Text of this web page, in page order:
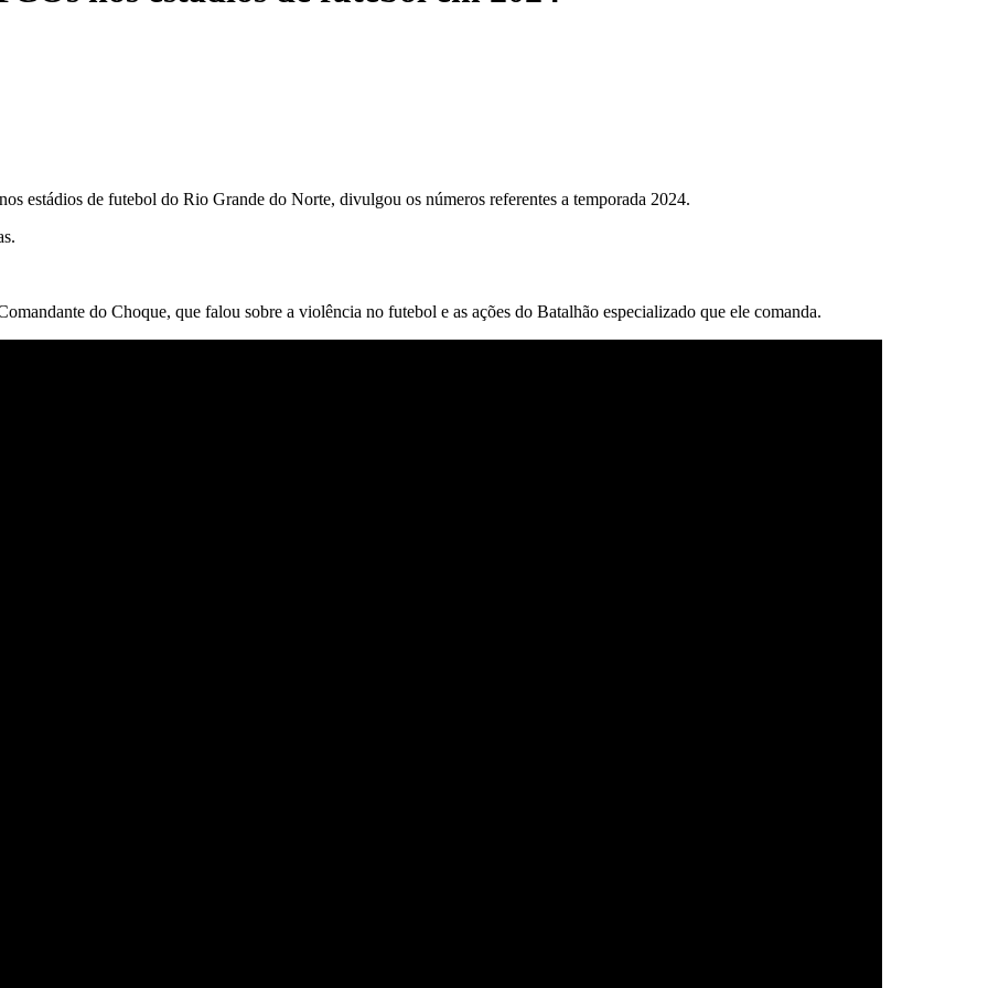
estádios de futebol do Rio Grande do Norte, divulgou os números referentes a temporada 2024.
do Choque, que falou sobre a violência no futebol e as ações do Batalhão especializado que ele comanda.